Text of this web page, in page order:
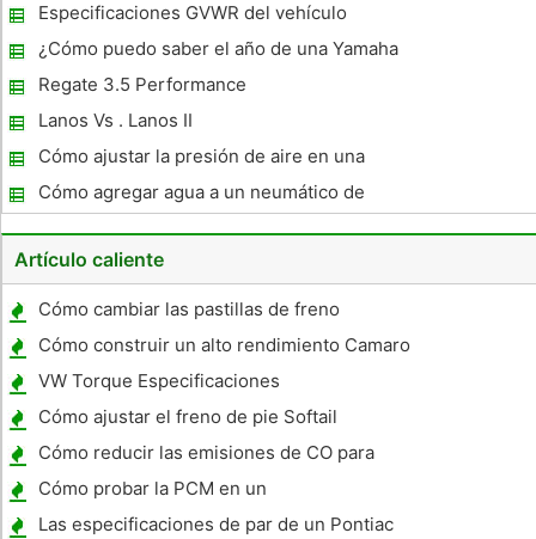
Vehículos
Especificaciones GVWR del vehículo
¿Cómo puedo saber el año de una Yamaha
Blaster ?
Regate 3.5 Performance
Lanos Vs . Lanos II
Cómo ajustar la presión de aire en una
pistola pulverizadora
Cómo agregar agua a un neumático de
tractor
Artículo caliente
Cómo cambiar las pastillas de freno
traseras en un Miata
Cómo construir un alto rendimiento Camaro
VW Torque Especificaciones
Cómo ajustar el freno de pie Softail
Cómo reducir las emisiones de CO para
Inspección
Cómo probar la PCM en un
Las especificaciones de par de un Pontiac